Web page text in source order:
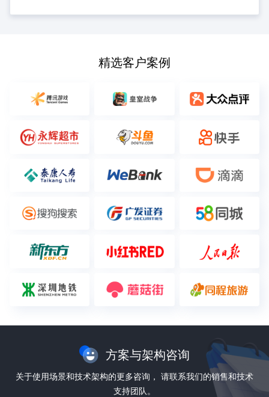
精选客户案例
方案与架构咨询
关于使用场景和技术架构的更多咨询， 请联系我们的销售和技术
支持团队。